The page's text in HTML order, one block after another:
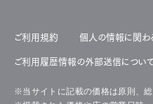
ご利用規約 個人の情報に関わ
ご利用履歴情報の外部送信について
※当サイトに記載の価格は原則、総